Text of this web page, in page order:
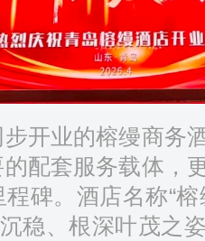
开业的榕缦商务
配套服务载体，
碑。酒店名称“
稳、根深叶茂之